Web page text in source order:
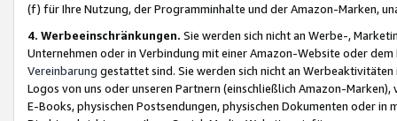
(f) für Ihre Nutzung, der Programminhalte und der Amazon-Marken,
4. Werbeeinschränkungen. Sie werden sich nicht an Werbe-,
Unternehmen oder in Verbindung mit einer Amazon-Website oder
Vereinbarung gestattet sind. Sie werden sich nicht an
Logos von uns oder unseren Partnern (einschließlich Amazon-
E-Books, physischen Postsendungen, physischen Dokumenten oder in